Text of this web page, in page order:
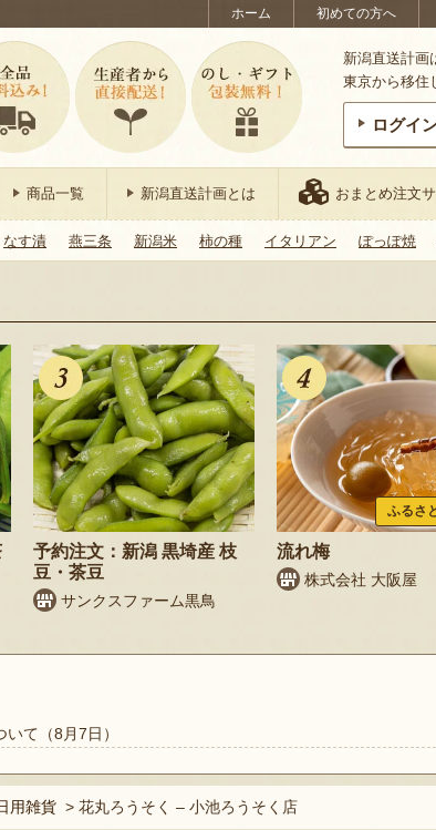
ホーム 初めての方へ
新潟直送計画
東京から移住
ログイ
商品一覧 新潟直送計画とは おまとめ注文
なす漬 燕三条 新潟米 柿の種 イタリアン ぽっぽ焼
予約注文：新潟 黒埼産 枝
豆・茶豆
サンクスファーム黒鳥
ふるさ
流れ梅
株式会社 大阪屋
て（8月7日）
用雑貨 > 花丸ろうそく – 小池ろうそく店